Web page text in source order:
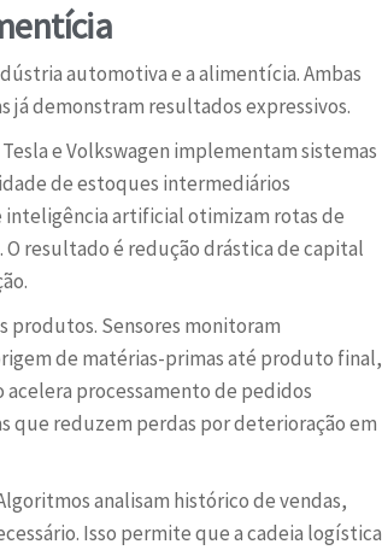
automotiva e a alimentícia. Ambas
já demonstram resultados expressivos.
e Volkswagen implementam sistemas
de estoques intermediários
inteligência artificial otimizam rotas de
resultado é redução drástica de capital
produtos. Sensores monitoram
de matérias-primas até produto final,
processamento de pedidos
que reduzem perdas por deterioração em
analisam histórico de vendas,
Isso permite que a cadeia logística